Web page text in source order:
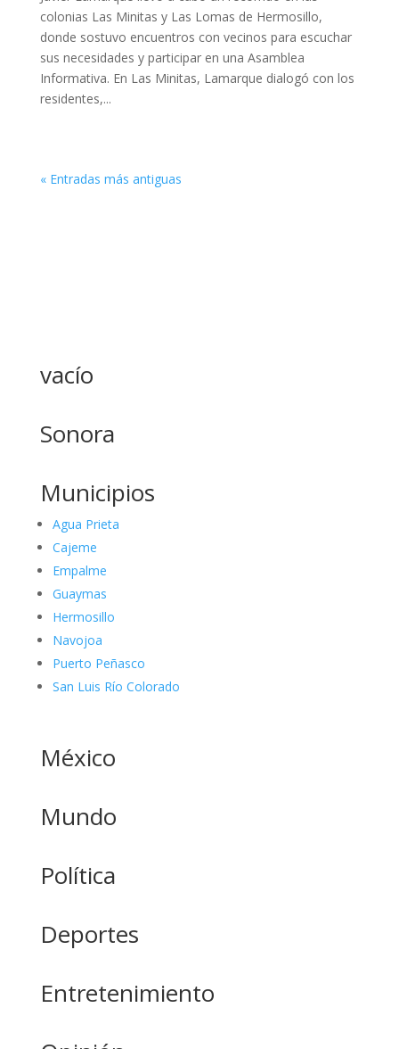
colonias Las Minitas y Las Lomas de Hermosillo,
donde sostuvo encuentros con vecinos para escuchar
sus necesidades y participar en una Asamblea
Informativa. En Las Minitas, Lamarque dialogó con los
residentes,...
« Entradas más antiguas
vacío
Sonora
Municipios
Agua Prieta
Cajeme
Empalme
Guaymas
Hermosillo
Navojoa
Puerto Peñasco
San Luis Río Colorado
México
Mundo
Política
Deportes
Entretenimiento